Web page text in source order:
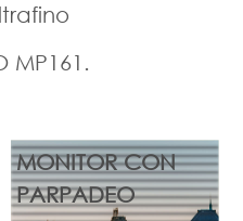
MP161.
MONITOR CON
PARPADEO